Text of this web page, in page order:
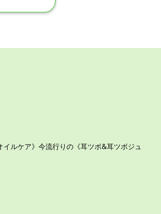
ルケア》今流行りの《耳ツボ&耳ツボジュ